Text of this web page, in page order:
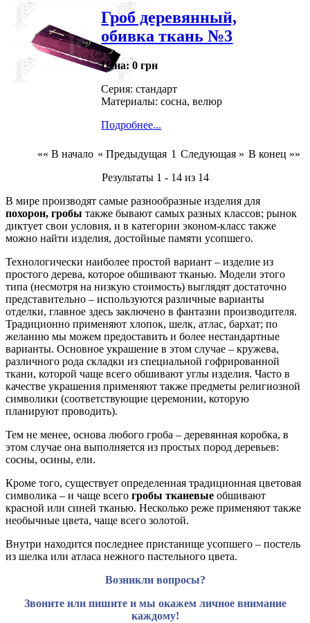
Гроб деревянный,
обивка ткань №3
Цена: 0 грн
Серия: стандарт
Материалы: сосна, велюр
Подробнее...
«« В начало « Предыдущая 1 Следующая » В конец »»
Результаты 1 - 14 из 14
В мире производят самые разнообразные изделия для
похорон, гробы также бывают самых разных классов; рынок
диктует свои условия, и в категории эконом-класс также
можно найти изделия, достойные памяти усопшего.
Технологически наиболее простой вариант – изделие из
простого дерева, которое обшивают тканью. Модели этого
типа (несмотря на низкую стоимость) выглядят достаточно
представительно – используются различные варианты
отделки, главное здесь заключено в фантазии производителя.
Традиционно применяют хлопок, шелк, атлас, бархат; по
желанию мы можем предоставить и более нестандартные
варианты. Основное украшение в этом случае – кружева,
различного рода складки из специальной гофрированной
ткани, которой чаще всего обшивают углы изделия. Часто в
качестве украшения применяют также предметы религиозной
символики (соответствующие церемонии, которую
планируют проводить).
Тем не менее, основа любого гроба – деревянная коробка, в
этом случае она выполняется из простых пород деревьев:
сосны, осины, ели.
Кроме того, существует определенная традиционная цветовая
символика – и чаще всего гробы тканевые обшивают
красной или синей тканью. Несколько реже применяют также
необычные цвета, чаще всего золотой.
Внутри находится последнее пристанище усопшего – постель
из шелка или атласа нежного пастельного цвета.
Возникли вопросы?
Звоните или пишите и мы окажем личное внимание
каждому!